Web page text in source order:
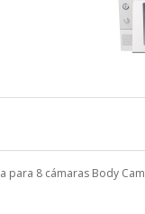
para 8 cámaras Body Cam